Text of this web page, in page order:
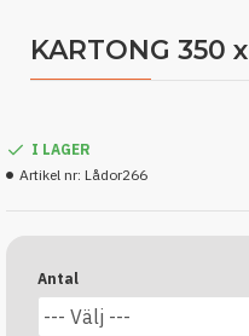
KARTONG 350
I LAGER
Artikel nr: Lådor266
Antal